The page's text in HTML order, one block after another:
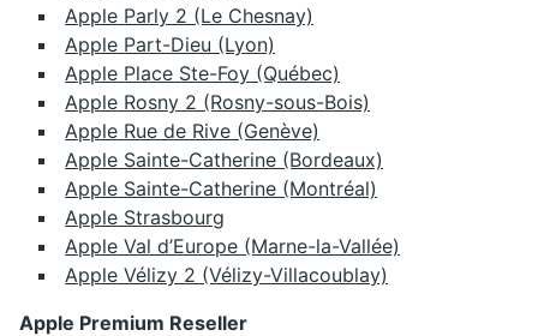
Apple Parly 2 (Le Chesnay)
Apple Part-Dieu (Lyon)
Apple Place Ste-Foy (Québec)
Apple Rosny 2 (Rosny-sous-Bois)
Apple Rue de Rive (Genève)
Apple Sainte-Catherine (Bordeaux)
Apple Sainte-Catherine (Montréal)
Apple Strasbourg
Apple Val d’Europe (Marne-la-Vallée)
Apple Vélizy 2 (Vélizy-Villacoublay)
Apple Premium Reseller